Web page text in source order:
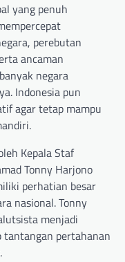
yang penuh
perebutan
ancaman
negara
Indonesia pun
agar tetap mampu
Kepala Staf
Tonny Harjono
perhatian besar
nasional. Tonny
menjadi
pertahanan